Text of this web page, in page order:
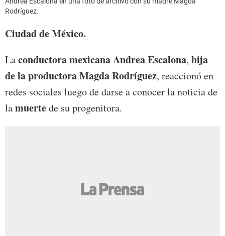
Rodríguez.
Ciudad de México.
Laconductora mexicana Andrea Escalona, hija
de la productora Magda Rodríguez, reaccionó en
redes sociales luego de darse a conocer la noticia de
lamuertede su progenitora.